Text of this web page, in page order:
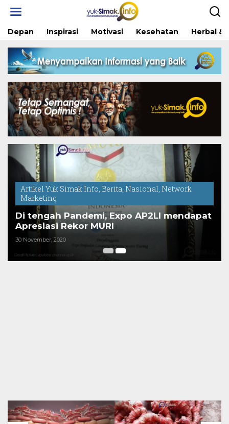
Depan Inspirasi Motivasi Kesehatan Herbal &
Artikel Yuk Simak Info, Berita, Nasional, Network
Marketing
Di tengah Pandemi, Expo AP2LI mendapat
Apresiasi Rekor MURI
30 November, 2020